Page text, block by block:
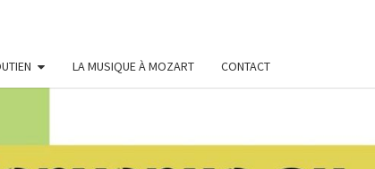
LA MUSIQUE À MOZART CONTACT